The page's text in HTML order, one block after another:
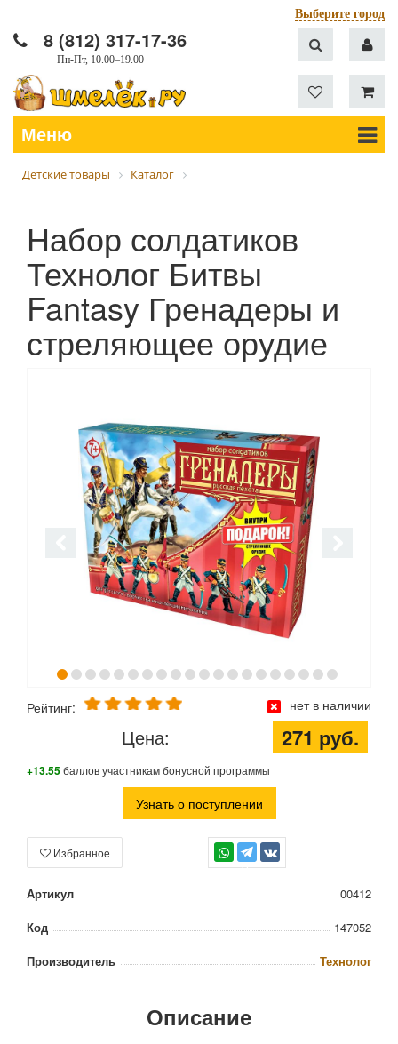
Выберите город
8 (812) 317-17-36
Пн-Пт, 10.00–19.00
Меню
Детские товары Каталог
Набор солдатиков
Технолог Битвы
Fantasy Гренадеры и
стреляющее орудие
Рейтинг: нет в наличии
Цена: 271 руб.
+13.55баллов участникам бонусной программы
Узнать о поступлении
TG
Избранное
Артикул
00412
Код
147052
Производитель
Технолог
Описание